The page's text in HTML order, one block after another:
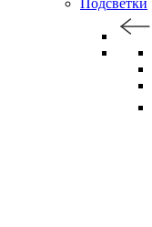
Подсветки